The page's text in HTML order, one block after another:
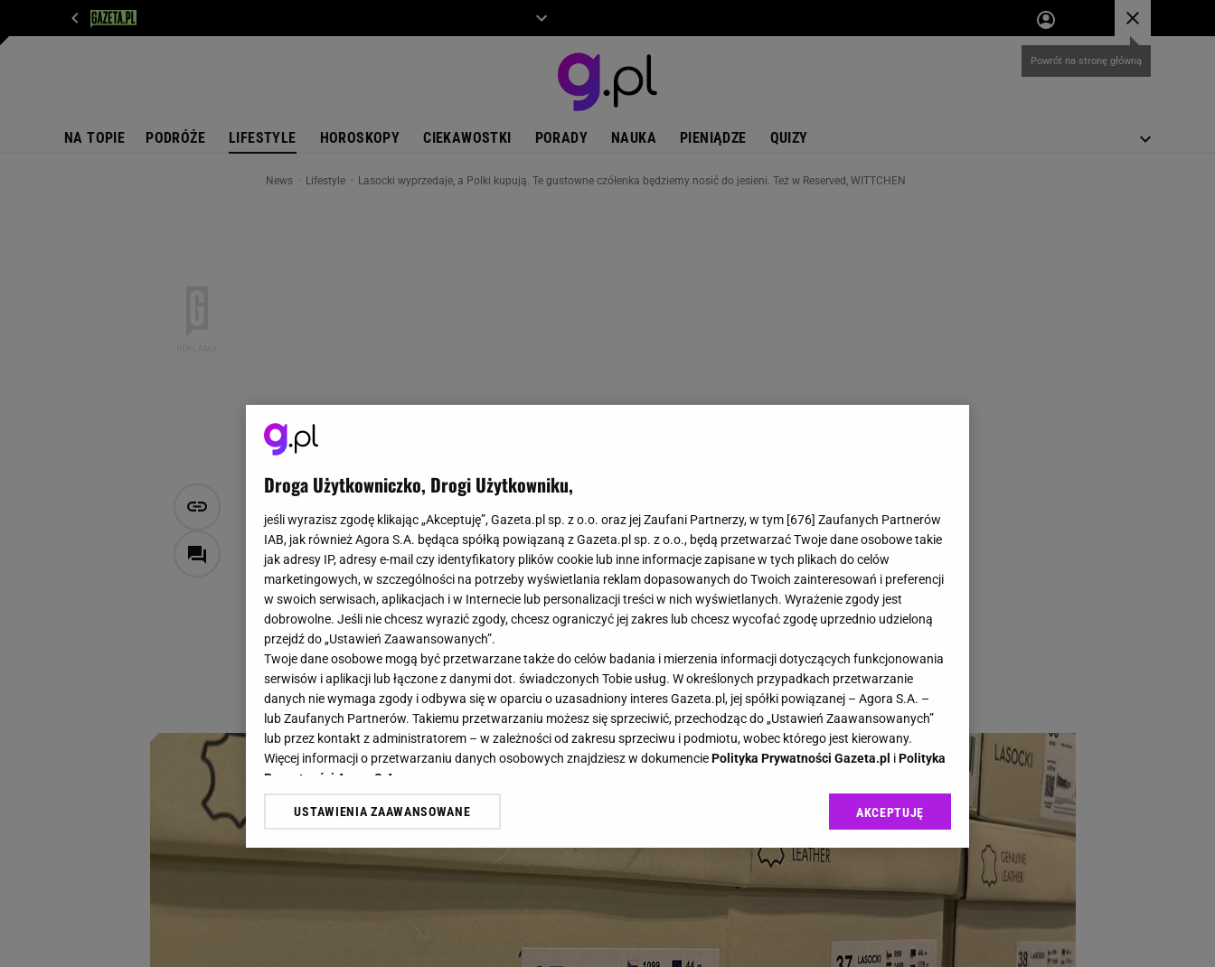
NA TOPIE PODRÓŻE LIFESTYLE HOROSKOPY CIEKAWOSTKI PORADY NAUKA PIENIĄDZE QUIZY
News Lifestyle Lasocki wyprzedaje, a Polki kupują. Te gustowne czółenka będziemy nosić do jesieni. Też w Reserved, WITTCHEN
Lasocki wyprzedaje, a Polki kupują. Te gustowne czółenka
będziemy nosić do jesieni. Też w Reserved, WITTCHEN
AB, W materiale zamieszczono linki i grafiki reklamowe
8 sierpnia 2024, 06:40
Znalazłyśmy najmodniejsze buty na okres przejściowy, które są teraz absolutnym HITEM! Na
punkcie tego modelu Lasockiego oszalało już wiele kobiet. Wszystko przez ich ponadczasowy
styl i kobiecy charakter.
Droga Użytkowniczko, Drogi Użytkowniku,
jeśli wyrazisz zgodę klikając „Akceptuję”, Gazeta.pl sp. z o.o. oraz jej Zaufani Partnerzy, w tym [676] Zaufanych Partnerów
IAB, jak również Agora S.A. będąca spółką powiązaną z Gazeta.pl sp. z o.o., będą przetwarzać Twoje dane osobowe takie
jak adresy IP, adresy e-mail czy identyfikatory plików cookie lub inne informacje zapisane w tych plikach do celów
marketingowych, w szczególności na potrzeby wyświetlania reklam dopasowanych do Twoich zainteresowań i preferencji
w swoich serwisach, aplikacjach i w Internecie lub personalizacji treści w nich wyświetlanych. Wyrażenie zgody jest
dobrowolne. Jeśli nie chcesz wyrazić zgody, chcesz ograniczyć jej zakres lub chcesz wycofać zgodę uprzednio udzieloną
przejdź do „Ustawień Zaawansowanych”.
Twoje dane osobowe mogą być przetwarzane także do celów badania i mierzenia informacji dotyczących funkcjonowania
serwisów i aplikacji lub łączone z danymi dot. świadczonych Tobie usług. W określonych przypadkach przetwarzanie
danych nie wymaga zgody i odbywa się w oparciu o uzasadniony interes Gazeta.pl, jej spółki powiązanej – Agora S.A. –
lub Zaufanych Partnerów. Takiemu przetwarzaniu możesz się sprzeciwić, przechodząc do „Ustawień Zaawansowanych”
lub przez kontakt z administratorem – w zależności od zakresu sprzeciwu i podmiotu, wobec którego jest kierowany.
Więcej informacji o przetwarzaniu danych osobowych znajdziesz w dokumenciePolityka Prywatności Gazeta.pl iPolityka
Prywatności Agora S.A.
Klikając „Akceptuję” wyrażasz też zgodę na zainstalowanie i przechowywanie plików cookie Gazeta.pl sp. z o.o., jej
dotyczące plików cookie, wywołując narzędzie do zarządzania twoimi preferencjami dot. przetwarzania danych poprzez
odnośnik „Ustawienia prywatności ” w stopce serwisu i przechodząc do „Ustawień Zaawansowanych”. Zmiana ustawień
Użycie dokładnych danych geolokalizacyjnych. Aktywne skanowanie charakterystyki urządzenia do celów identyfikacji.
USTAWIENIA ZAAWANSOWANE AKCEPTUJĘ